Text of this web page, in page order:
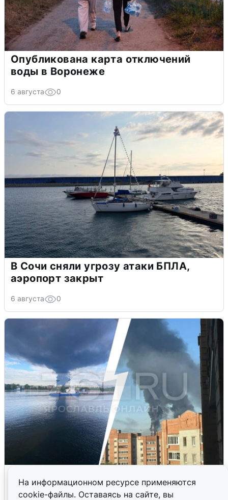
На информационном ресурсе применяются
cookie-файлы. Оставаясь на сайте, вы
Опубликована карта отключений
воды в Воронеже
6 августа 0
В Сочи сняли угрозу атаки БПЛА,
аэропорт закрыт
6 августа 0
попадания и последствия